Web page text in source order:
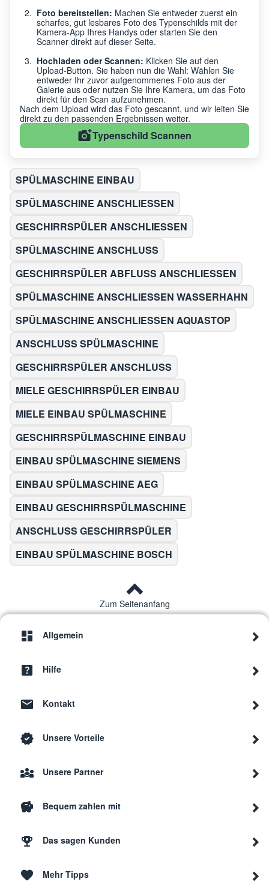
Foto bereitstellen: Machen Sie entweder zuerst ein
scharfes, gut lesbares Foto des Typenschilds mit der
Kamera-App Ihres Handys oder starten Sie den
Scanner direkt auf dieser Seite.
Hochladen oder Scannen: Klicken Sie auf den
Upload-Button. Sie haben nun die Wahl: Wählen Sie
entweder Ihr zuvor aufgenommenes Foto aus der
Galerie aus oder nutzen Sie Ihre Kamera, um das Foto
direkt für den Scan aufzunehmen.
Nach dem Upload wird das Foto gescannt, und wir leiten Sie
direkt zu den passenden Ergebnissen weiter.
Typenschild Scannen
SPÜLMASCHINE EINBAU
SPÜLMASCHINE ANSCHLIESSEN
GESCHIRRSPÜLER ANSCHLIESSEN
SPÜLMASCHINE ANSCHLUSS
GESCHIRRSPÜLER ABFLUSS ANSCHLIESSEN
SPÜLMASCHINE ANSCHLIESSEN WASSERHAHN
SPÜLMASCHINE ANSCHLIESSEN AQUASTOP
ANSCHLUSS SPÜLMASCHINE
GESCHIRRSPÜLER ANSCHLUSS
MIELE GESCHIRRSPÜLER EINBAU
MIELE EINBAU SPÜLMASCHINE
GESCHIRRSPÜLMASCHINE EINBAU
EINBAU SPÜLMASCHINE SIEMENS
EINBAU SPÜLMASCHINE AEG
EINBAU GESCHIRRSPÜLMASCHINE
ANSCHLUSS GESCHIRRSPÜLER
EINBAU SPÜLMASCHINE BOSCH
Zum Seitenanfang
Allgemein
Hilfe
Kontakt
Unsere Vorteile
Unsere Partner
Bequem zahlen mit
Das sagen Kunden
Mehr Tipps